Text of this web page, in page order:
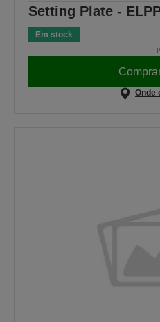
Setting Plate -
Em stock
Onde